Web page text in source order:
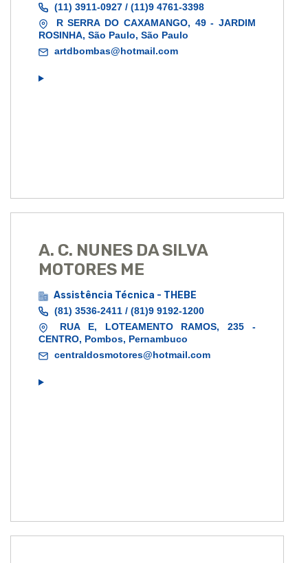
(11) 3911-0927 / (11)9 4761-3398
R SERRA DO CAXAMANGO, 49 - JARDIM
ROSINHA, São Paulo, São Paulo
artdbombas@hotmail.com
A. C. NUNES DA SILVA
MOTORES ME
Assistência Técnica - THEBE
(81) 3536-2411 / (81)9 9192-1200
RUA E, LOTEAMENTO RAMOS, 235 -
CENTRO, Pombos, Pernambuco
centraldosmotores@hotmail.com